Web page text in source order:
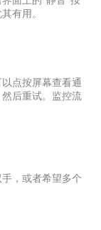
有用。
点按屏幕查看通
后重试。监控流
，或者希望多个